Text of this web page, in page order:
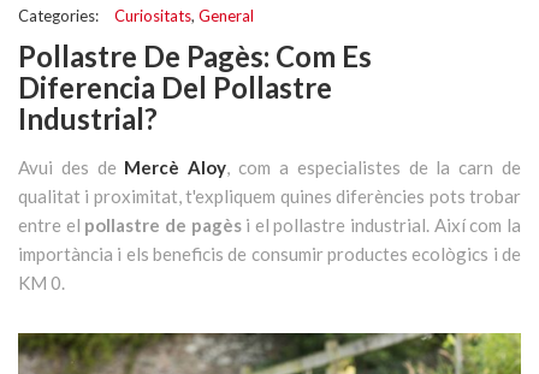
Categories:
Curiositats, General
Pollastre De Pagès: Com Es
Diferencia Del Pollastre
Industrial?
Avui des de Mercè Aloy, com a especialistes de la carn de
qualitat i proximitat, t'expliquem quines diferències pots trobar
entre el pollastre de pagèsi el pollastre industrial. Així com la
importància i els beneficis de consumir productes ecològics i de
KM 0.